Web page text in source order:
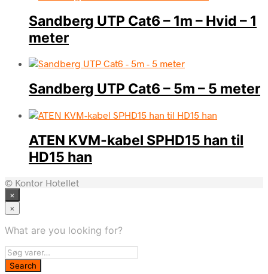
Sandberg UTP Cat6 – 1m – Hvid – 1
meter
Sandberg UTP Cat6 – 5m – 5 meter
ATEN KVM-kabel SPHD15 han til
HD15 han
© Kontor Hotellet
×
×
What are you looking for?